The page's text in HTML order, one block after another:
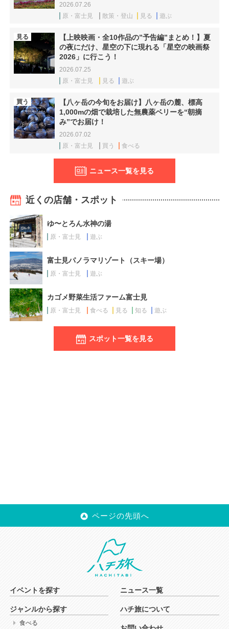
2026.07.26
原・富士見
散策・登山 見る 遊ぶ
見る
【上映映画・全10作品の”予告編”まとめ！】夏
の夜にだけ、星空の下に現れる「星空の映画祭
2026」に行こう！
2026.07.25
原・富士見
見る 遊ぶ
買う
【八ヶ岳の今旬をお届け】八ヶ岳の麓、標高
1,000mの畑で栽培した無農薬ベリーを“朝摘
み”でお届け！
2026.07.02
原・富士見
買う 食べる
ニュース一覧を見る
近くの店舗・スポット
ゆ〜とろん水神の湯
原・富士見 遊ぶ
富士見パノラマリゾート（スキー場）
原・富士見 遊ぶ
カゴメ野菜生活ファーム富士見
原・富士見 食べる 見る 知る 遊ぶ
スポット一覧を見る
ページの先頭へ
イベントを探す
ジャンルから探す
食べる
ニュース一覧
ハチ旅について